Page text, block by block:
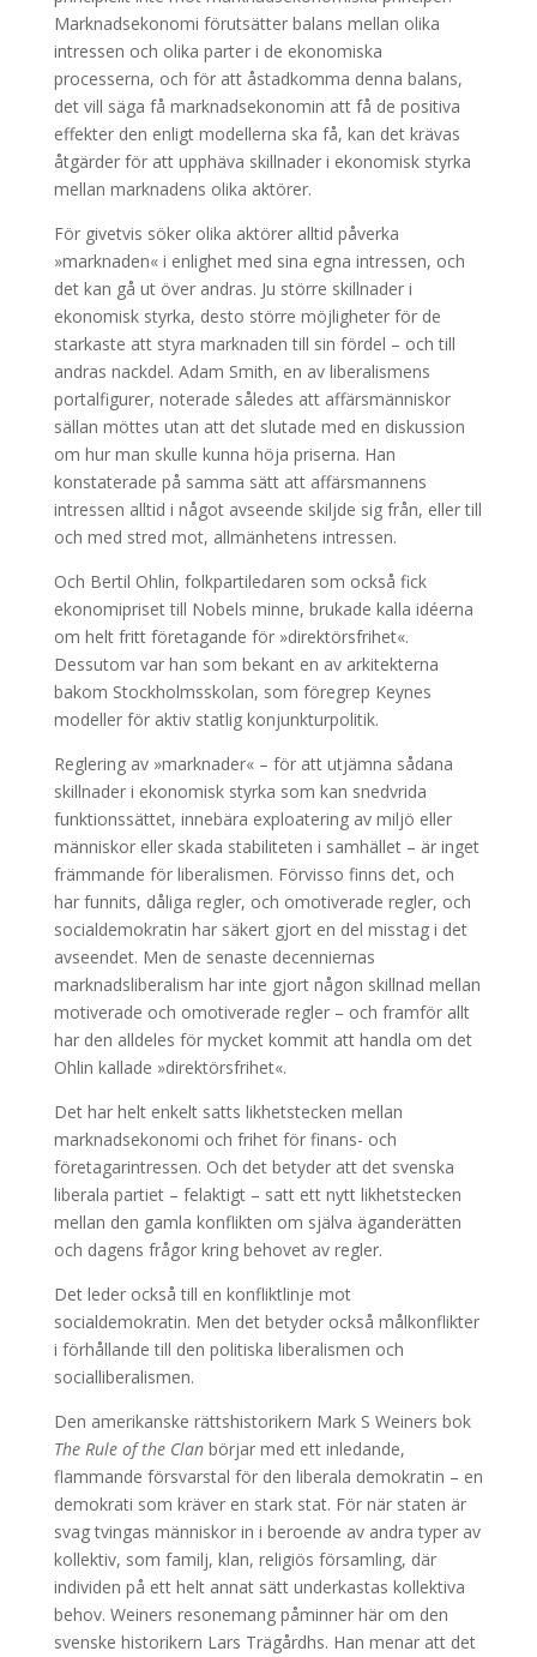
Marknadsekonomi förutsätter balans mellan olika
intressen och olika parter i de ekonomiska
processerna, och för att åstadkomma denna balans,
det vill säga få marknadsekonomin att få de positiva
effekter den enligt modellerna ska få, kan det krävas
åtgärder för att upphäva skillnader i ekonomisk styrka
mellan marknadens olika aktörer.
För givetvis söker olika aktörer alltid påverka
»marknaden« i enlighet med sina egna intressen, och
det kan gå ut över andras. Ju större skillnader i
ekonomisk styrka, desto större möjligheter för de
starkaste att styra marknaden till sin fördel – och till
andras nackdel. Adam Smith, en av liberalismens
portalfigurer, noterade således att affärsmänniskor
sällan möttes utan att det slutade med en diskussion
om hur man skulle kunna höja priserna. Han
konstaterade på samma sätt att affärsmannens
intressen alltid i något avseende skiljde sig från, eller till
och med stred mot, allmänhetens intressen.
Och Bertil Ohlin, folkpartiledaren som också fick
ekonomipriset till Nobels minne, brukade kalla idéerna
om helt fritt företagande för »direktörsfrihet«.
Dessutom var han som bekant en av arkitekterna
bakom Stockholmsskolan, som föregrep Keynes
modeller för aktiv statlig konjunkturpolitik.
Reglering av »marknader« – för att utjämna sådana
skillnader i ekonomisk styrka som kan snedvrida
funktionssättet, innebära exploatering av miljö eller
människor eller skada stabiliteten i samhället – är inget
främmande för liberalismen. Förvisso finns det, och
har funnits, dåliga regler, och omotiverade regler, och
socialdemokratin har säkert gjort en del misstag i det
avseendet. Men de senaste decenniernas
marknadsliberalism har inte gjort någon skillnad mellan
motiverade och omotiverade regler – och framför allt
har den alldeles för mycket kommit att handla om det
Ohlin kallade »direktörsfrihet«.
Det har helt enkelt satts likhetstecken mellan
marknadsekonomi och frihet för finans- och
företagarintressen. Och det betyder att det svenska
liberala partiet – felaktigt – satt ett nytt likhetstecken
mellan den gamla konflikten om själva äganderätten
och dagens frågor kring behovet av regler.
Det leder också till en konfliktlinje mot
socialdemokratin. Men det betyder också målkonflikter
i förhållande till den politiska liberalismen och
socialliberalismen.
Den amerikanske rättshistorikern Mark S Weiners bok
The Rule of the Clan börjar med ett inledande,
flammande försvarstal för den liberala demokratin – en
demokrati som kräver en stark stat. För när staten är
svag tvingas människor in i beroende av andra typer av
kollektiv, som familj, klan, religiös församling, där
individen på ett helt annat sätt underkastas kollektiva
behov. Weiners resonemang påminner här om den
svenske historikern Lars Trägårdhs. Han menar att det